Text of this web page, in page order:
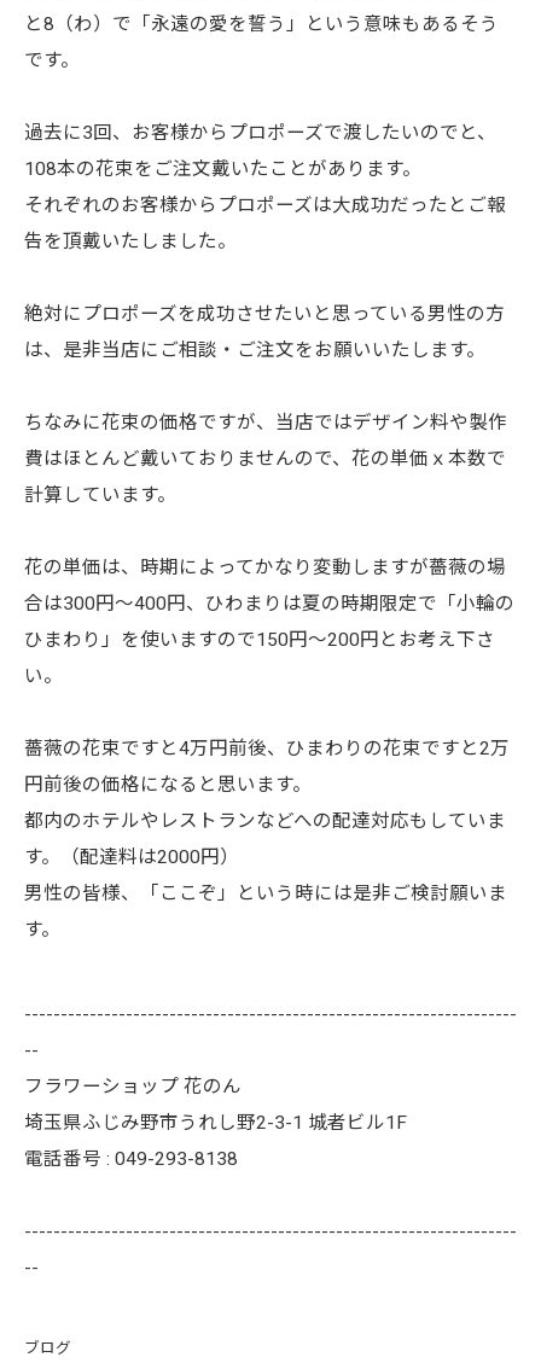
と8（わ）で「永遠の愛を誓う」という意味もあるそう
です。
過去に3回、お客様からプロポーズで渡したいのでと、
108本の花束をご注文戴いたことがあります。
それぞれのお客様からプロポーズは大成功だったとご報
告を頂戴いたしました。
絶対にプロポーズを成功させたいと思っている男性の方
は、是非当店にご相談・ご注文をお願いいたします。
ちなみに花束の価格ですが、当店ではデザイン料や製作
費はほとんど戴いておりませんので、花の単価ｘ本数で
計算しています。
花の単価は、時期によってかなり変動しますが薔薇の場
合は300円～400円、ひわまりは夏の時期限定で「小輪の
ひまわり」を使いますので150円～200円とお考え下さ
い。
薔薇の花束ですと4万円前後、ひまわりの花束ですと2万
円前後の価格になると思います。
都内のホテルやレストランなどへの配達対応もしていま
す。（配達料は2000円）
男性の皆様、「ここぞ」という時には是非ご検討願いま
す。
--------------------------------------------------------------------
--
フラワーショップ 花のん
埼玉県ふじみ野市うれし野2-3-1 城者ビル1F
電話番号 : 049-293-8138
--------------------------------------------------------------------
--
ブログ